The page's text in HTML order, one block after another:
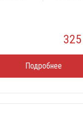
Подробнее